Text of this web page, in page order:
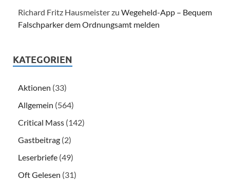
Richard Fritz Hausmeisterzu Wegeheld-App – Bequem
Falschparker dem Ordnungsamt melden
KATEGORIEN
Aktionen (33)
Allgemein (564)
Critical Mass (142)
Gastbeitrag (2)
Leserbriefe (49)
Oft Gelesen (31)